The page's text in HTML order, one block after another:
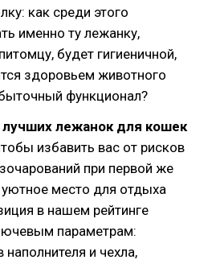
как среди этого
именно ту лежанку,
будет гигиеничной,
здоровьем животного
функционал?
лежанок для кошек
избавить вас от рисков
при первой же
место для отдыха
в нашем рейтинге
параметрам:
и чехла,